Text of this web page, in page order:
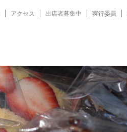
アクセス 出店者募集中 実行委員